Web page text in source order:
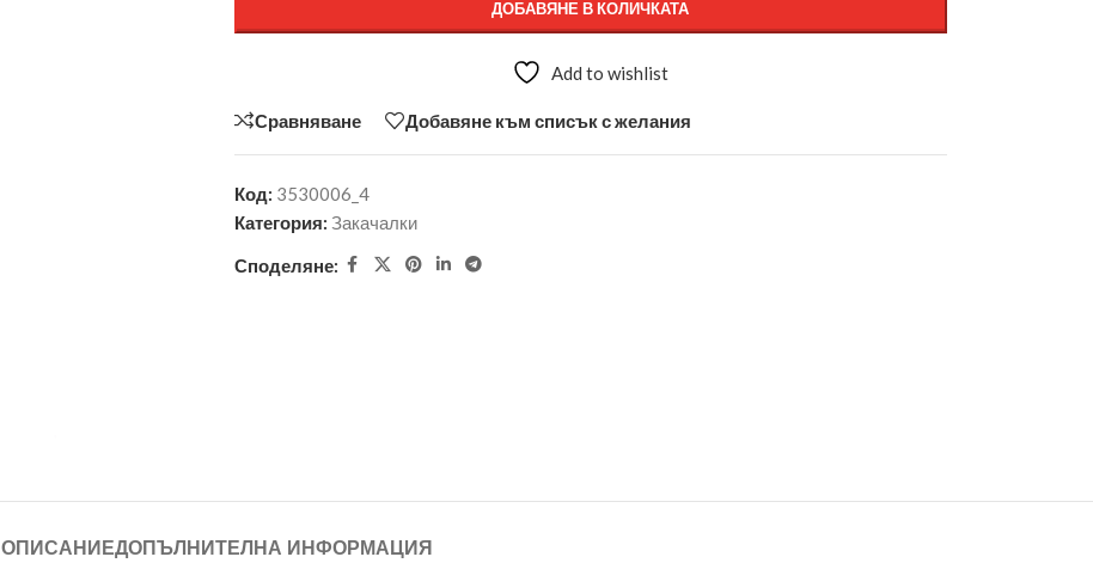
ДОБАВЯНЕ В КОЛИЧКАТА
Add to wishlist
Сравняване Добавяне към списък с желания
Код: 3530006_4
Категория: Закачалки
Споделяне:
ОПИСАНИЕДОПЪЛНИТЕЛНА ИНФОРМАЦИЯ